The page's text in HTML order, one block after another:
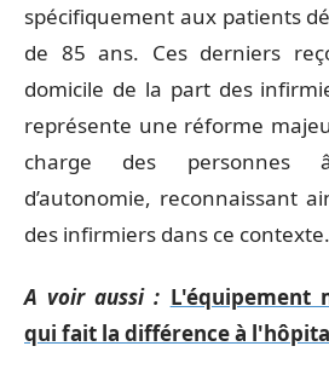
spécifiquement aux patients
de 85 ans. Ces derniers
domicile de la part des
représente une réforme
charge des personnes
d’autonomie, reconnaissant
des infirmiers dans ce contexte.
A voir aussi : L'équipement
qui fait la différence à